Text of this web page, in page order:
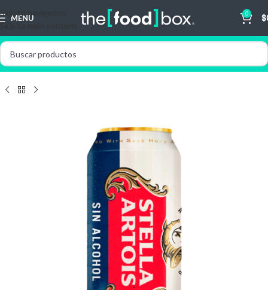
Skip to navigation
Skip to main content
MENU 0 $